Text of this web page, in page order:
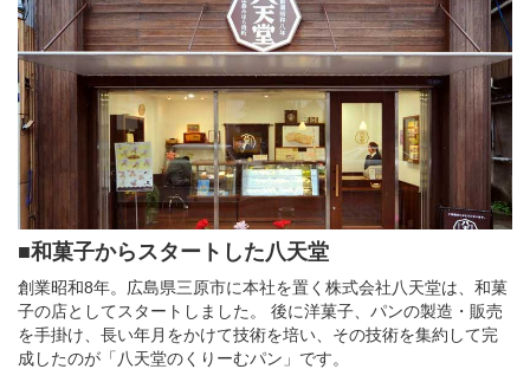
■和菓子からスタートした八天堂
創業昭和8年。広島県三原市に本社を置く株式会社八天堂は、和菓
子の店としてスタートしました。 後に洋菓子、パンの製造・販売
を手掛け、長い年月をかけて技術を培い、その技術を集約して完
成したのが「八天堂のくりーむパン」です。